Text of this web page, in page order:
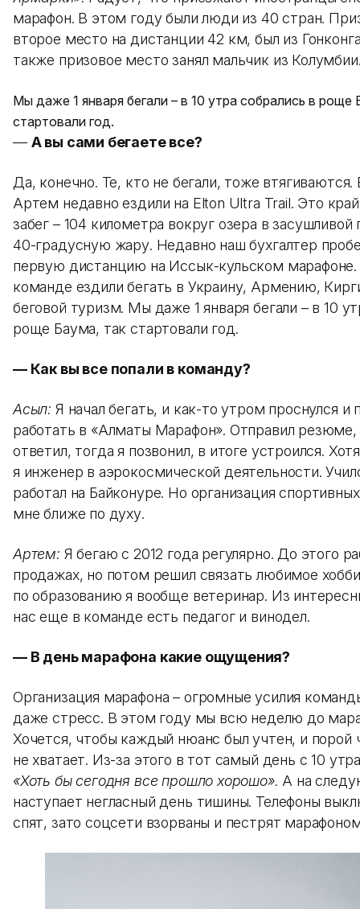
марафон. В этом году были люди из 40 стран.
второе место на дистанции 42 км, был из
также призовое место занял мальчик из
Мы даже 1 января бегали – в 10 утра собрались в роще
стартовали год.
— А вы сами бегаете все?
Да, конечно. Те, кто не бегали, тоже
Артем недавно ездили на Elton Ultra Trail. Это
забег – 104 километра вокруг озера в засушливой
40-градусную жару. Недавно наш бухгалтер
первую дистанцию на Иссык-кульском
команде ездили бегать в Украину, Армению,
беговой туризм. Мы даже 1 января бегали – в 10
роще Баума, так стартовали год.
— Как вы все попали в команду?
Асыл: Я начал бегать, и как-то утром проснулся и
работать в «Алматы Марафон». Отправил резюме,
ответил, тогда я позвонил, в итоге устроился.
я инженер в аэрокосмической деятельности.
работал на Байконуре. Но организация
мне ближе по духу.
Артем: Я бегаю с 2012 года регулярно. До этого
продажах, но потом решил связать любимое
по образованию я вообще ветеринар. Из
нас еще в команде есть педагог и винодел.
— В день марафона какие ощущения?
Организация марафона – огромные усилия
даже стресс. В этом году мы всю неделю до
Хочется, чтобы каждый нюанс был учтен, и порой
не хватает. Из-за этого в тот самый день с 10
«Хоть бы сегодня все прошло хорошо». А на
наступает негласный день тишины. Телефоны
спят, зато соцсети взорваны и пестрят